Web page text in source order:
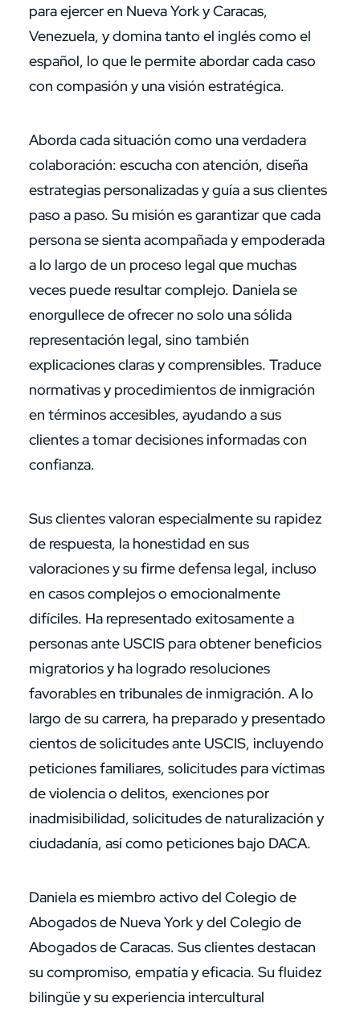
para ejercer en Nueva York y Caracas,
Venezuela, y domina tanto el inglés como el
español, lo que le permite abordar cada caso
con compasión y una visión estratégica.
Aborda cada situación como una verdadera
colaboración: escucha con atención, diseña
estrategias personalizadas y guía a sus clientes
paso a paso. Su misión es garantizar que cada
persona se sienta acompañada y empoderada
a lo largo de un proceso legal que muchas
veces puede resultar complejo. Daniela se
enorgullece de ofrecer no solo una sólida
representación legal, sino también
explicaciones claras y comprensibles. Traduce
normativas y procedimientos de inmigración
en términos accesibles, ayudando a sus
clientes a tomar decisiones informadas con
confianza.
Sus clientes valoran especialmente su rapidez
de respuesta, la honestidad en sus
valoraciones y su firme defensa legal, incluso
en casos complejos o emocionalmente
difíciles. Ha representado exitosamente a
personas ante USCIS para obtener beneficios
migratorios y ha logrado resoluciones
favorables en tribunales de inmigración. A lo
largo de su carrera, ha preparado y presentado
cientos de solicitudes ante USCIS, incluyendo
peticiones familiares, solicitudes para víctimas
de violencia o delitos, exenciones por
inadmisibilidad, solicitudes de naturalización y
ciudadanía, así como peticiones bajo DACA.
Daniela es miembro activo del Colegio de
Abogados de Nueva York y del Colegio de
Abogados de Caracas. Sus clientes destacan
su compromiso, empatía y eficacia. Su fluidez
bilingüe y su experiencia intercultural